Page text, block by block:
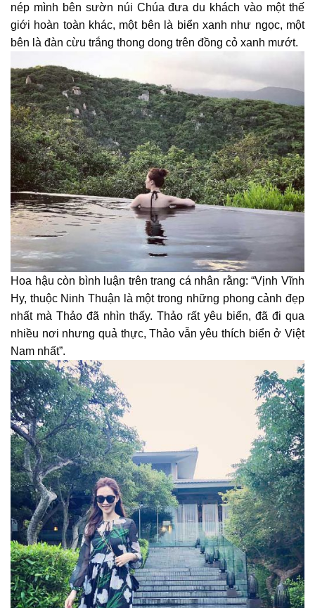
nép mình bên sườn núi Chúa đưa du khách vào một thế
giới hoàn toàn khác, một bên là biển xanh như ngọc, một
bên là đàn cừu trắng thong dong trên đồng cỏ xanh mướt.
Hoa hậu còn bình luận trên trang cá nhân rằng: “Vịnh Vĩnh
Hy, thuộc Ninh Thuận là một trong những phong cảnh đẹp
nhất mà Thảo đã nhìn thấy. Thảo rất yêu biển, đã đi qua
nhiều nơi nhưng quả thực, Thảo vẫn yêu thích biển ở Việt
Nam nhất”.